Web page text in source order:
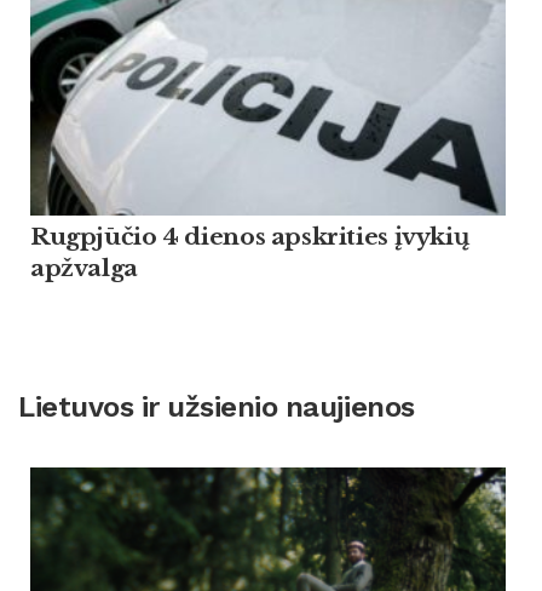
Rugpjūčio 4 dienos apskrities įvykių
apžvalga
Lietuvos ir užsienio naujienos